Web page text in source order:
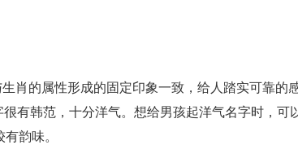
肖的属性形成的固定印象一致，给人踏实可靠的
有韩范，十分洋气。想给男孩起洋气名字时，可
韵味。